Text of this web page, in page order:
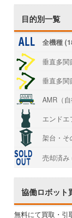
目的別一覧
全機種
垂直多関
垂直多関
AMR（
エンドエ
架台・そ
売却済み
協働ロボット
無料にて買取・引